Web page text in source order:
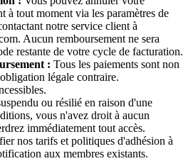
à tout moment via les paramètres de
notre service client à
. Aucun remboursement ne sera
restante de votre cycle de facturation.
: Tous les paiements sont non
légale contraire.
ou résilié en raison d'une
vous n'avez droit à aucun
immédiatement tout accès.
nos tarifs et politiques d'adhésion à
aux membres existants.